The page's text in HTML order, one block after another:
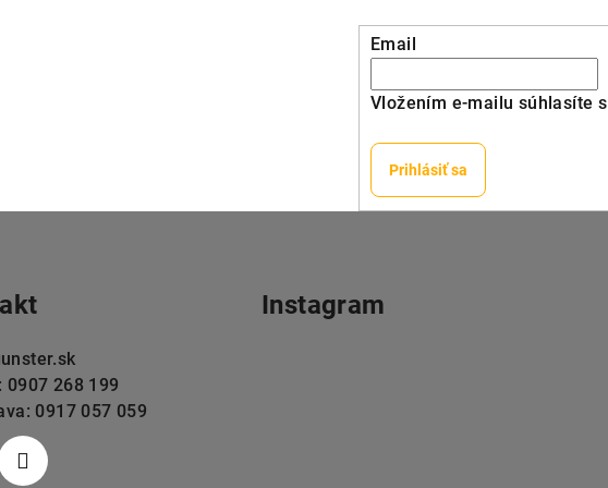
Email
Vložením e-mailu súhlasíte s
Prihlásiť sa
0907 268 199
0917 057 059
Instagram